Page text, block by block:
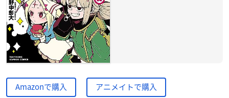
Amazonで購入 アニメイトで購入